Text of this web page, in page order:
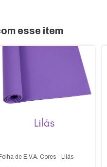
esse item
Folha de E.V.A. Cores - Lilás